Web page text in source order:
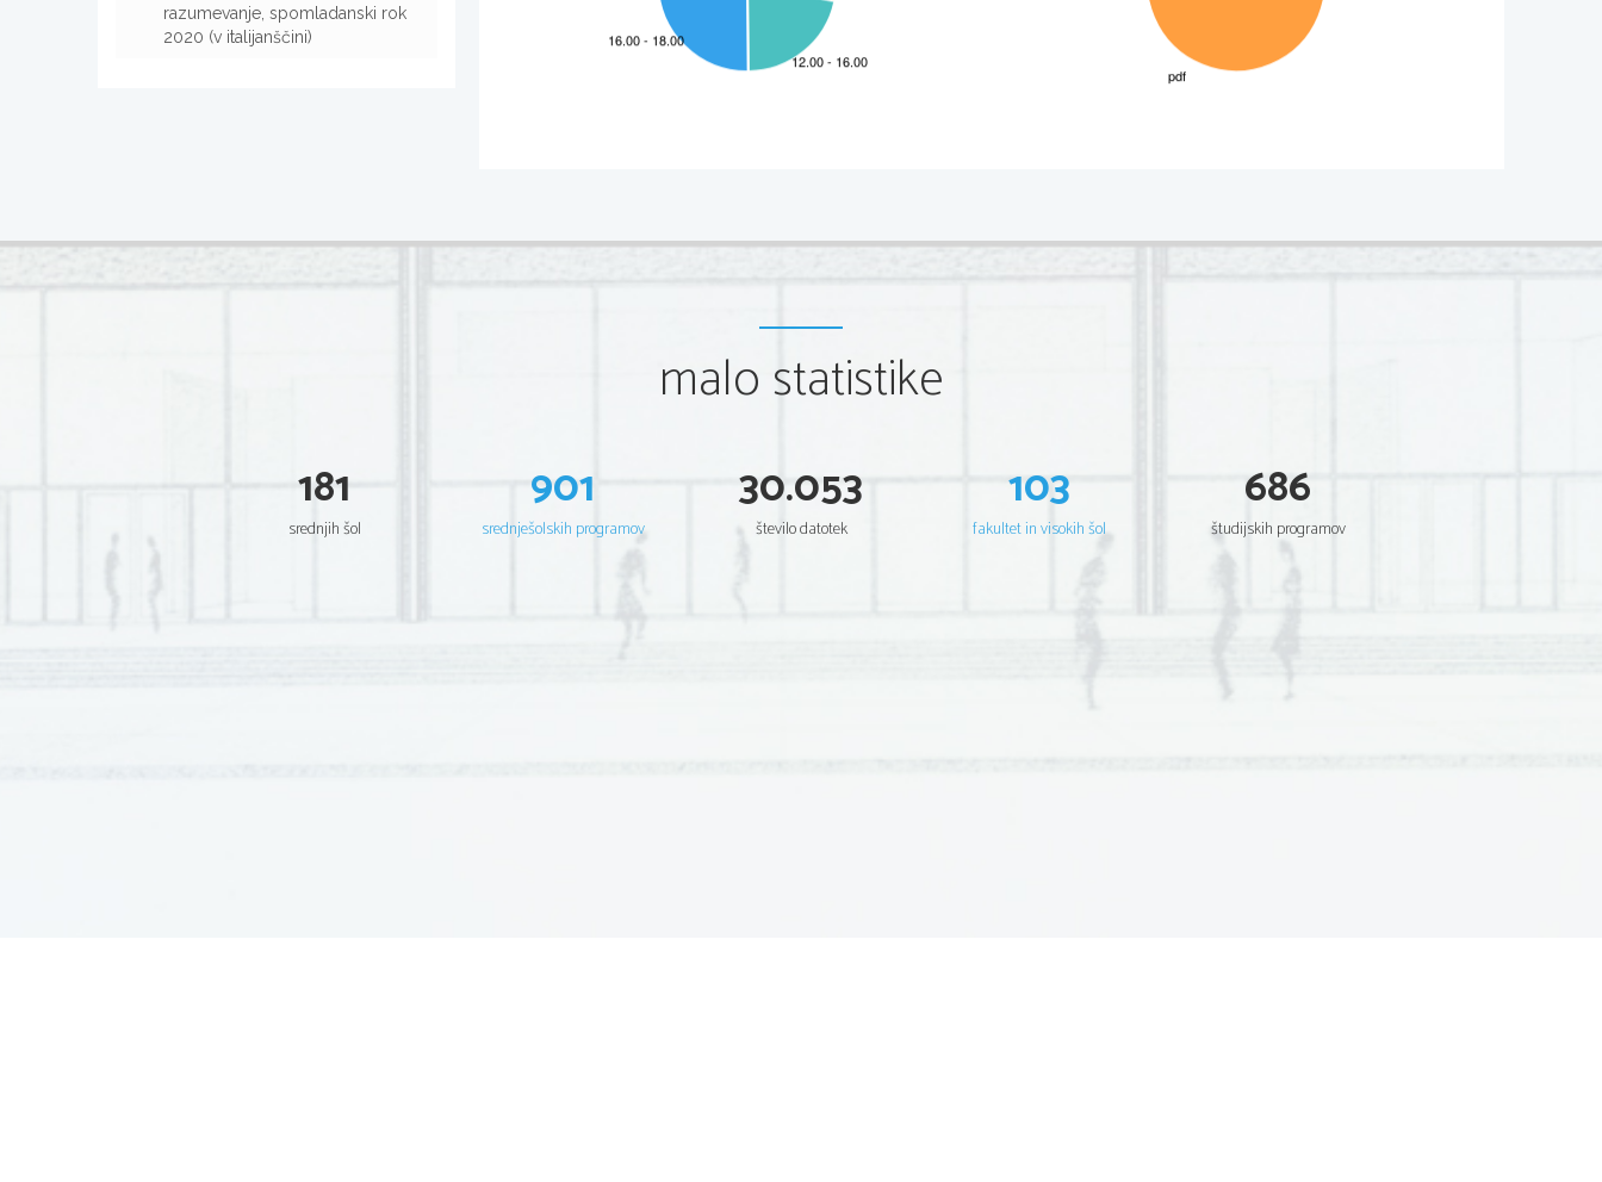
razumevanje, spomladanski rok
2020 (v italijanščini)
malo statistike
181
srednjih šol
901
srednješolskih programov
30.053
število datotek
103
fakultet in visokih šol
686
študijskih programov